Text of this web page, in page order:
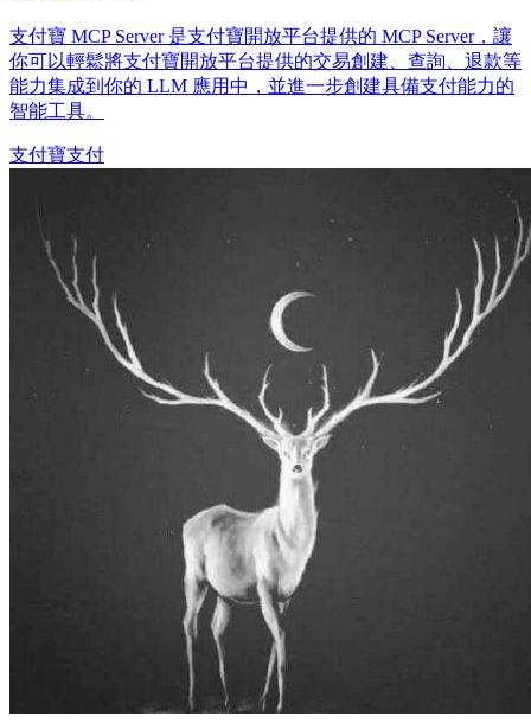
支付寶 MCP Server 是支付寶開放平台提供的 MCP Server，讓
你可以輕鬆將支付寶開放平台提供的交易創建、查詢、退款等
能力集成到你的 LLM 應用中，並進一步創建具備支付能力的
智能工具。
支付寶支付